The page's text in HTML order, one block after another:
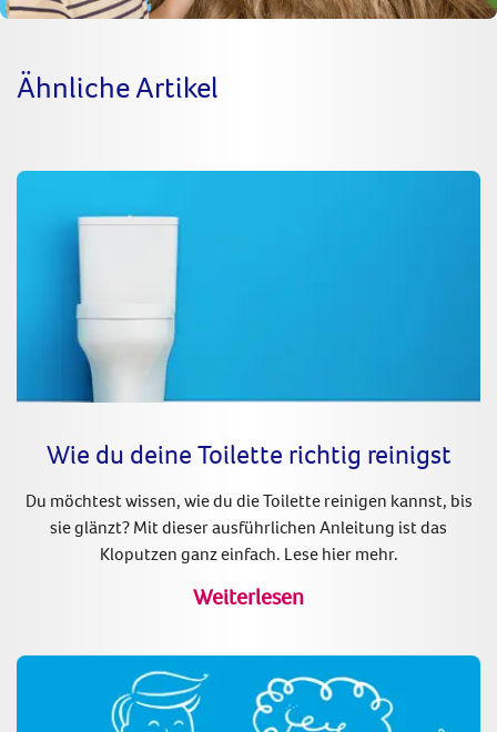
Ähnliche Artikel
Wie du deine Toilette richtig reinigst
Du möchtest wissen, wie du die Toilette reinigen kannst, bis
sie glänzt? Mit dieser ausführlichen Anleitung ist das
Kloputzen ganz einfach. Lese hier mehr.
Weiterlesen